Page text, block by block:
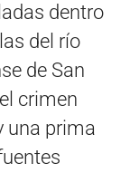
dentro
del río
de San
crimen
una prima